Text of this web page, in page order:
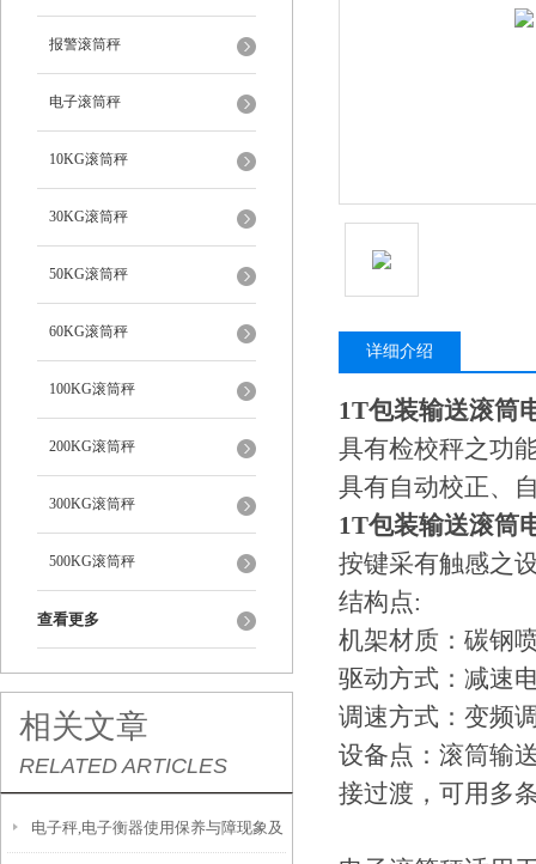
报警滚筒秤
电子滚筒秤
10KG滚筒秤
30KG滚筒秤
50KG滚筒秤
60KG滚筒秤
100KG滚筒秤
200KG滚筒秤
300KG滚筒秤
500KG滚筒秤
查看更多
相关文章
RELATED ARTICLES
电子秤,电子衡器使用保养与障现象及
详细介绍
1T包装输送滚筒
具有检校秤之功
具有自动校正、
1T包装输送滚筒
按键采有触感之
结构点:
机架材质：碳钢
驱动方式：减速
调速方式：变频
设备点：滚筒输
接过渡，可用多